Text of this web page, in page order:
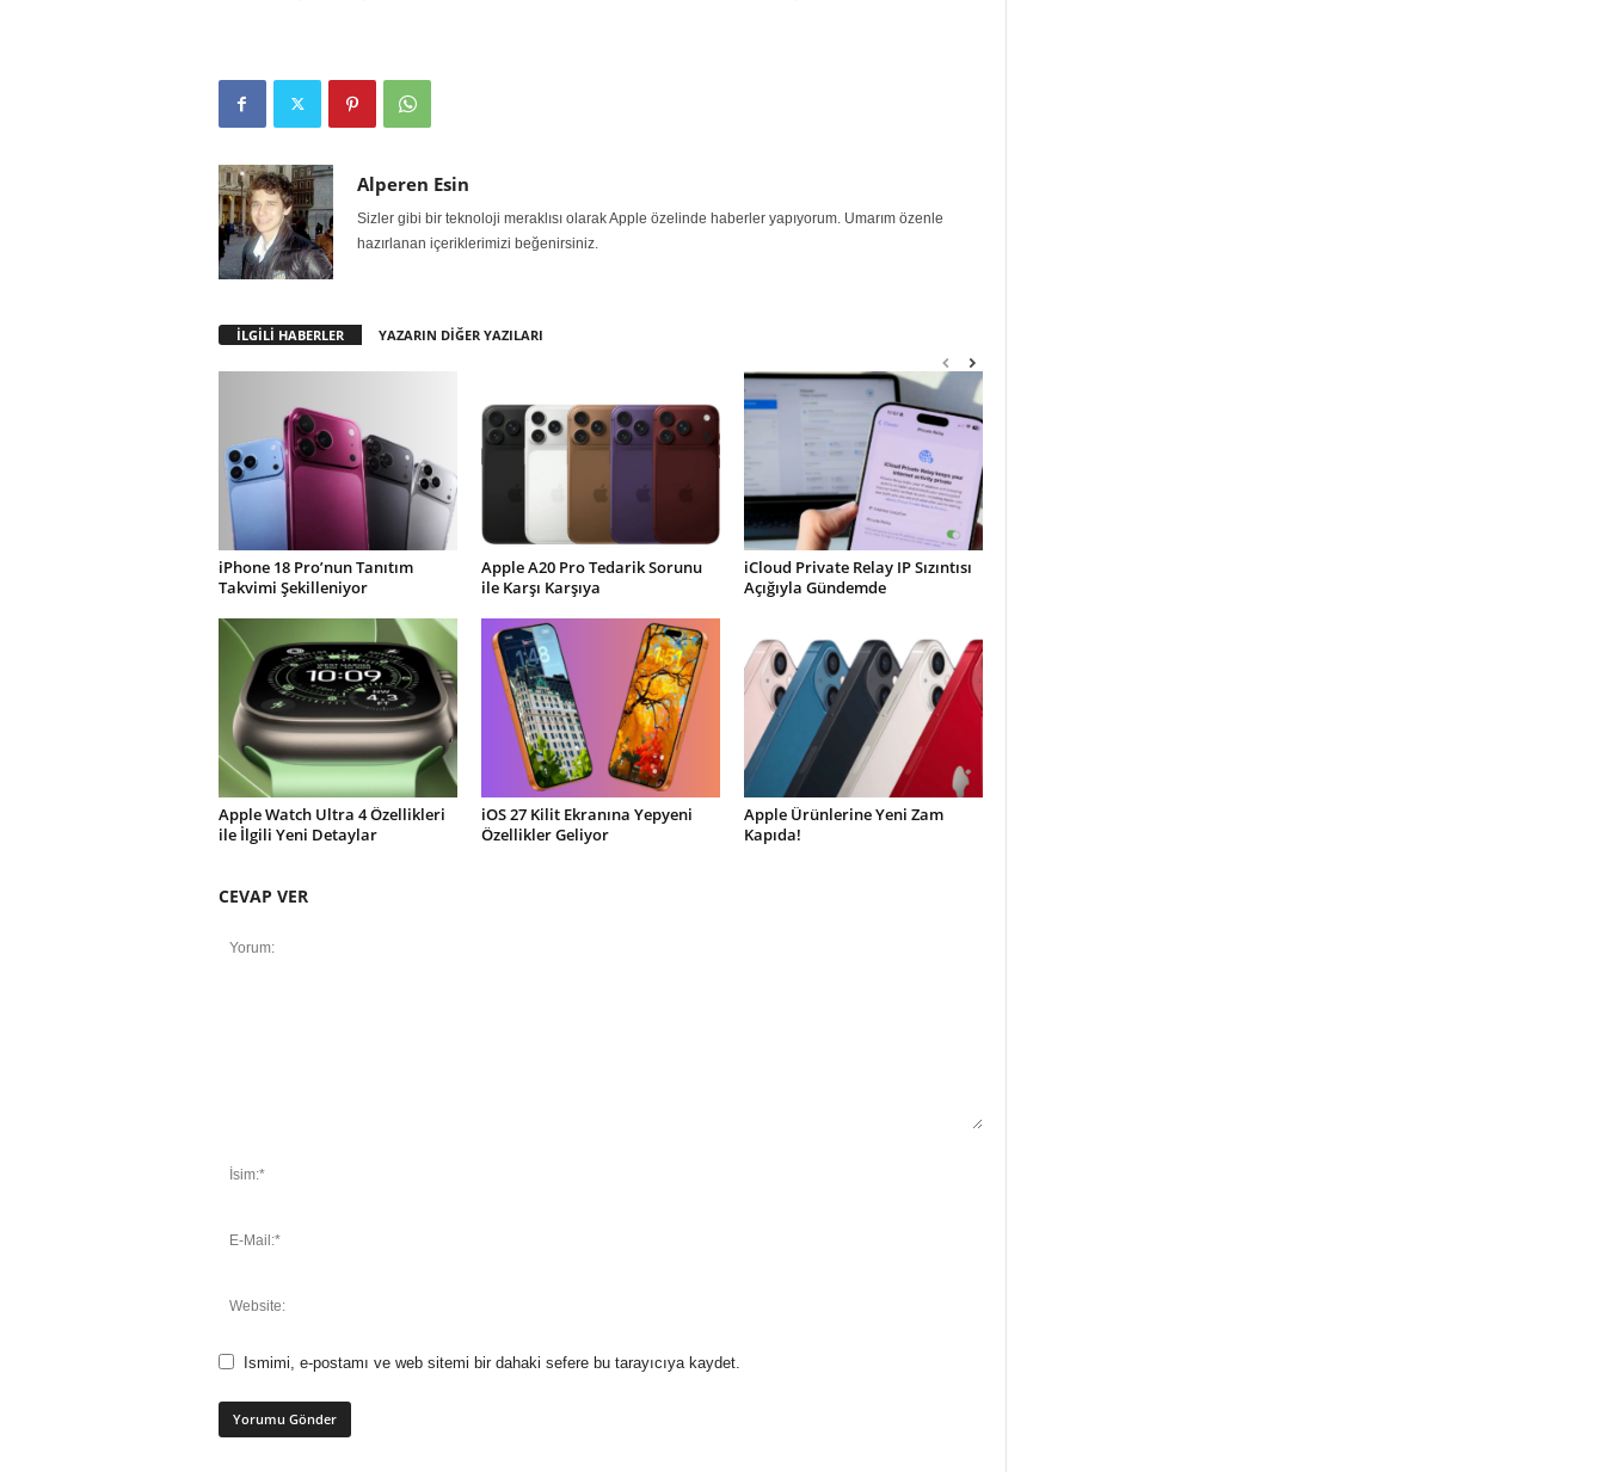
Alperen Esin
Sizler gibi bir teknoloji meraklısı olarak Apple özelinde haberler yapıyorum. Umarım özenle
hazırlanan içeriklerimizi beğenirsiniz.
İLGİLİ HABERLER YAZARIN DİĞER YAZILARI
iPhone 18 Pro’nun Tanıtım
Takvimi Şekilleniyor
Apple A20 Pro Tedarik Sorunu
ile Karşı Karşıya
iCloud Private Relay IP Sızıntısı
Açığıyla Gündemde
Apple Watch Ultra 4 Özellikleri
ile İlgili Yeni Detaylar
iOS 27 Kilit Ekranına Yepyeni
Özellikler Geliyor
Apple Ürünlerine Yeni Zam
Kapıda!
CEVAP VER
Ismimi, e-postamı ve web sitemi bir dahaki sefere bu tarayıcıya kaydet.